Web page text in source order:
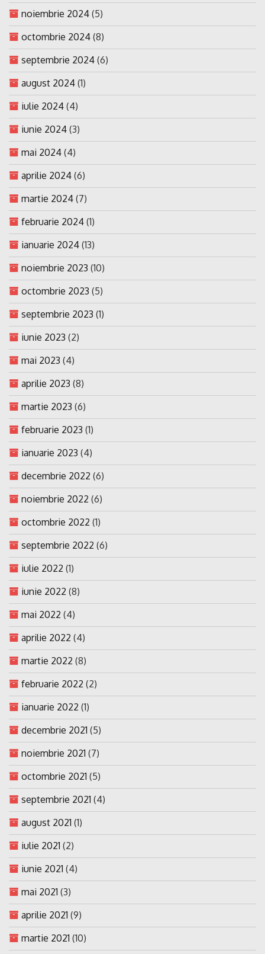
noiembrie 2024 (5)
octombrie 2024 (8)
septembrie 2024 (6)
august 2024 (1)
iulie 2024 (4)
iunie 2024 (3)
mai 2024 (4)
aprilie 2024 (6)
martie 2024 (7)
februarie 2024 (1)
ianuarie 2024 (13)
noiembrie 2023 (10)
octombrie 2023 (5)
septembrie 2023 (1)
iunie 2023 (2)
mai 2023 (4)
aprilie 2023 (8)
martie 2023 (6)
februarie 2023 (1)
ianuarie 2023 (4)
decembrie 2022 (6)
noiembrie 2022 (6)
octombrie 2022 (1)
septembrie 2022 (6)
iulie 2022 (1)
iunie 2022 (8)
mai 2022 (4)
aprilie 2022 (4)
martie 2022 (8)
februarie 2022 (2)
ianuarie 2022 (1)
decembrie 2021 (5)
noiembrie 2021 (7)
octombrie 2021 (5)
septembrie 2021 (4)
august 2021 (1)
iulie 2021 (2)
iunie 2021 (4)
mai 2021 (3)
aprilie 2021 (9)
martie 2021 (10)